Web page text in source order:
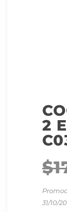
2
$
31/10/